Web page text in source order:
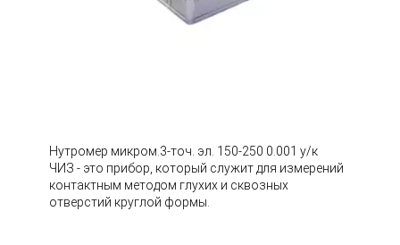
Нутромер микром.3-точ. эл. 150-250 0.001 у/к
ЧИЗ - это прибор, который служит для измерений
контактным методом глухих и сквозных
отверстий круглой формы.